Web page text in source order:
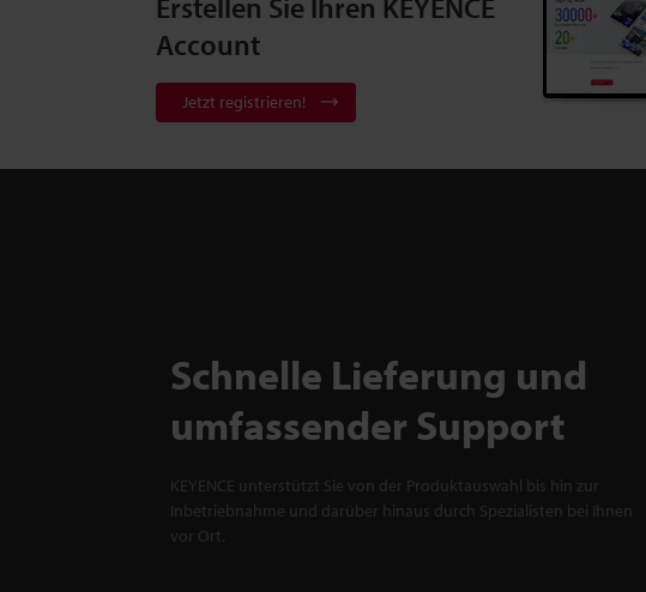
Account
Jetzt registrieren!
Schnelle Lieferung und
umfassender Support
KEYENCE unterstützt Sie von der Produktauswahl bis hin zur
Inbetriebnahme und darüber hinaus durch Spezialisten bei Ihnen
vor Ort.